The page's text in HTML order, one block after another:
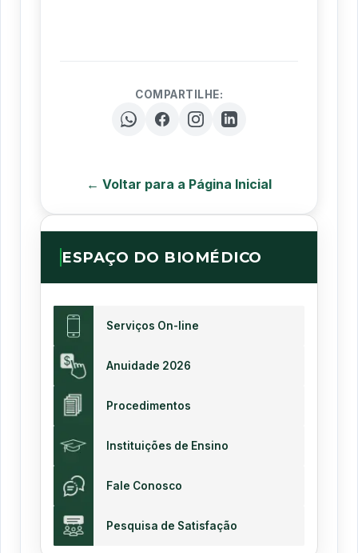
COMPARTILHE:
← Voltar para a Página Inicial
ESPAÇO DO BIOMÉDICO
Serviços On-line
Anuidade 2026
Procedimentos
Instituições de Ensino
Fale Conosco
Pesquisa de Satisfação